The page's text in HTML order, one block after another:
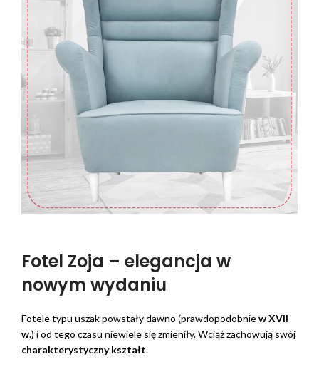
Fotel Zoja – elegancja w
nowym wydaniu
Fotele typu uszak powstały dawno (prawdopodobniew XVII
w.) i od tego czasu niewiele się zmieniły. Wciąż zachowują swój
charakterystyczny kształt.